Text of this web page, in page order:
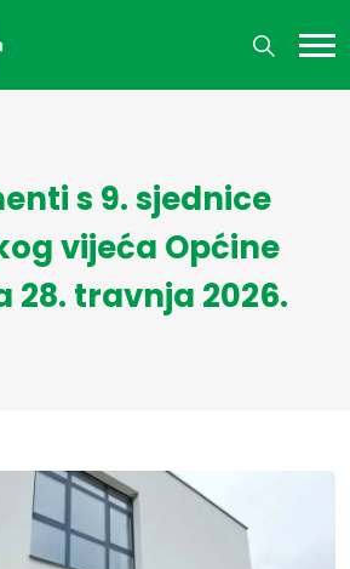
s 9. sjednice
vijeća Općine
28. travnja 2026.